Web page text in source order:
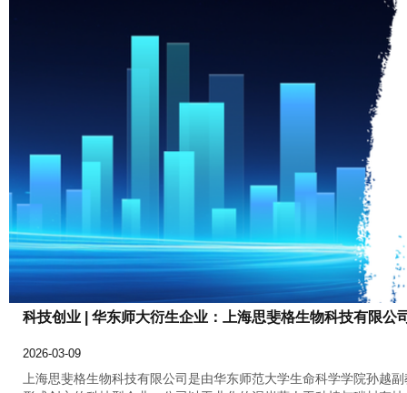
科技创业 | 华东师大衍生企业：上海思斐格生物科技有限公
2026-03-09
上海思斐格生物科技有限公司是由华东师范大学生命科学学院孙越